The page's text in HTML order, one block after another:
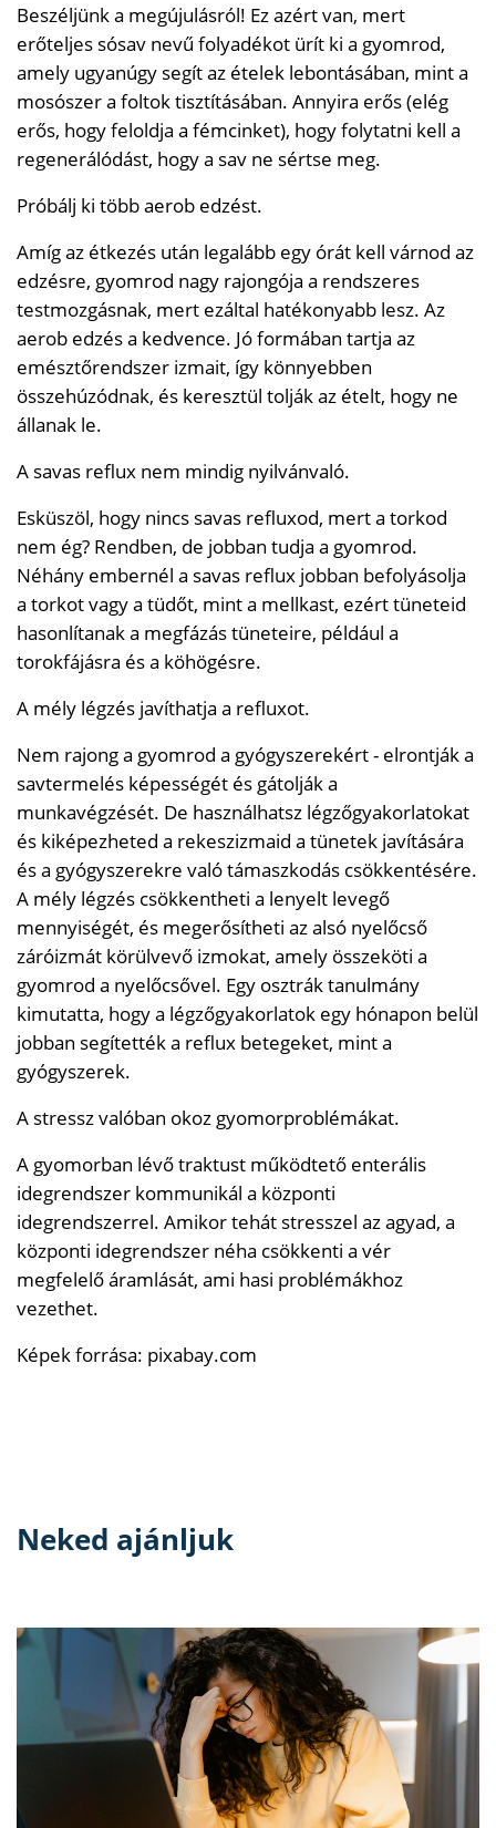
Beszéljünk a megújulásról! Ez azért van, mert
erőteljes sósav nevű folyadékot ürít ki a gyomrod,
amely ugyanúgy segít az ételek lebontásában, mint a
mosószer a foltok tisztításában. Annyira erős (elég
erős, hogy feloldja a fémcinket), hogy folytatni kell a
regenerálódást, hogy a sav ne sértse meg.
Próbálj ki több aerob edzést.
Amíg az étkezés után legalább egy órát kell várnod az
edzésre, gyomrod nagy rajongója a rendszeres
testmozgásnak, mert ezáltal hatékonyabb lesz. Az
aerob edzés a kedvence. Jó formában tartja az
emésztőrendszer izmait, így könnyebben
összehúzódnak, és keresztül tolják az ételt, hogy ne
állanak le.
A savas reflux nem mindig nyilvánvaló.
Esküszöl, hogy nincs savas refluxod, mert a torkod
nem ég? Rendben, de jobban tudja a gyomrod.
Néhány embernél a savas reflux jobban befolyásolja
a torkot vagy a tüdőt, mint a mellkast, ezért tüneteid
hasonlítanak a megfázás tüneteire, például a
torokfájásra és a köhögésre.
A mély légzés javíthatja a refluxot.
Nem rajong a gyomrod a gyógyszerekért - elrontják a
savtermelés képességét és gátolják a
munkavégzését. De használhatsz légzőgyakorlatokat
és kiképezheted a rekeszizmaid a tünetek javítására
és a gyógyszerekre való támaszkodás csökkentésére.
A mély légzés csökkentheti a lenyelt levegő
mennyiségét, és megerősítheti az alsó nyelőcső
záróizmát körülvevő izmokat, amely összeköti a
gyomrod a nyelőcsővel. Egy osztrák tanulmány
kimutatta, hogy a légzőgyakorlatok egy hónapon belül
jobban segítették a reflux betegeket, mint a
gyógyszerek.
A stressz valóban okoz gyomorproblémákat.
A gyomorban lévő traktust működtető enterális
idegrendszer kommunikál a központi
idegrendszerrel. Amikor tehát stresszel az agyad, a
központi idegrendszer néha csökkenti a vér
megfelelő áramlását, ami hasi problémákhoz
vezethet.
Képek forrása: pixabay.com
Neked ajánljuk